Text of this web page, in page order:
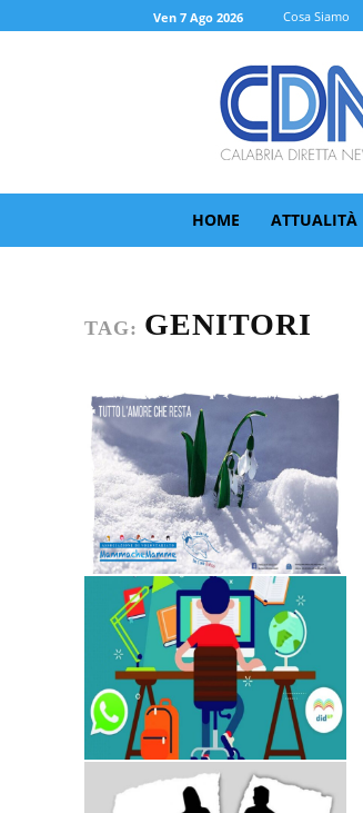
Ven 7 Ago 2026 Cosa Siamo
HOME ATTUALITÀ
TAG: GENITORI